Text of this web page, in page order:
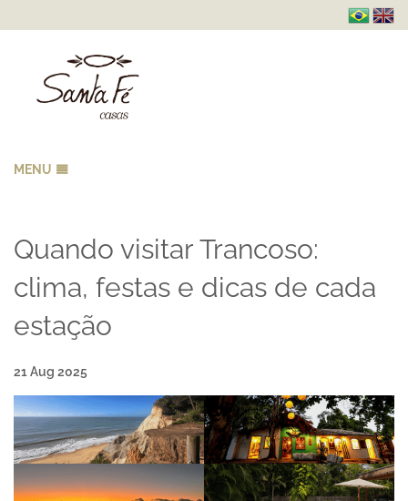
MENU
RESERVAS
GALERIA
LOCALIZAÇÃO
CONTATO
Quando visitar Trancoso:
clima, festas e dicas de cada
estação
21 Aug 2025